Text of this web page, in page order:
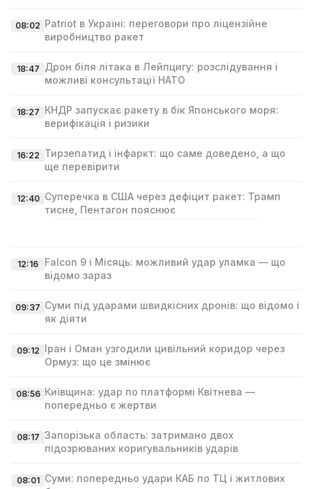
08:02 Patriot в Україні: переговори про ліцензійне
виробництво ракет
18:47 Дрон біля літака в Лейпцигу: розслідування і
можливі консультації НАТО
18:27 КНДР запускає ракету в бік Японського моря:
верифікація і ризики
16:22 Тирзепатид і інфаркт: що саме доведено, а що
ще перевірити
12:40 Суперечка в США через дефіцит ракет: Трамп
тисне, Пентагон пояснює
12:16
Falcon 9 і Місяць: можливий удар уламка — що
відомо зараз
09:37 Суми під ударами швидкісних дронів: що відомо і
як діяти
09:12 Іран і Оман узгодили цивільний коридор через
Ормуз: що це змінює
08:56 Київщина: удар по платформі Квітнева —
попередньо є жертви
08:17 Запорізька область: затримано двох
підозрюваних коригувальників ударів
08:01 Суми: попередньо удари КАБ по ТЦ і житлових